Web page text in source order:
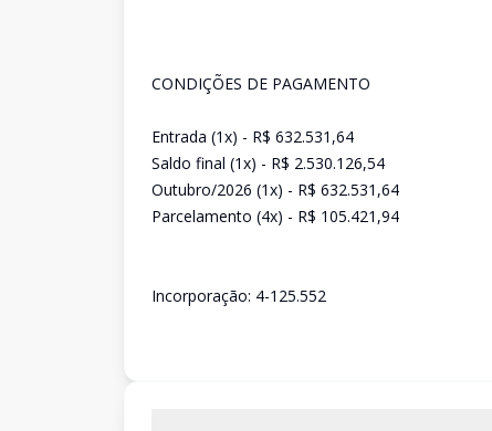
CONDIÇÕES DE PAGAMENTO
Entrada (1x) - R$ 632.531,64
Saldo final (1x) - R$ 2.530.126,54
Outubro/2026 (1x) - R$ 632.531,64
Parcelamento (4x) - R$ 105.421,94
Incorporação: 4-125.552